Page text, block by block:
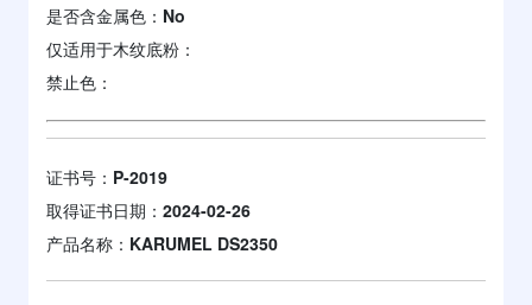
是否含金属色： No
仅适用于木纹底粉：
禁止色：
证书号： P-2019
取得证书日期： 2024-02-26
产品名称： KARUMEL DS2350